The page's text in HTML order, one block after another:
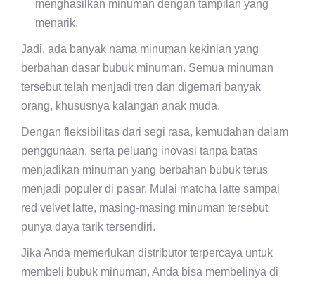
menghasilkan minuman dengan tampilan yang
menarik.
Jadi, ada banyak nama minuman kekinian yang
berbahan dasar bubuk minuman. Semua minuman
tersebut telah menjadi tren dan digemari banyak
orang, khususnya kalangan anak muda.
Dengan fleksibilitas dari segi rasa, kemudahan dalam
penggunaan, serta peluang inovasi tanpa batas
menjadikan minuman yang berbahan bubuk terus
menjadi populer di pasar. Mulai matcha latte sampai
red velvet latte, masing-masing minuman tersebut
punya daya tarik tersendiri.
Jika Anda memerlukan distributor terpercaya untuk
membeli bubuk minuman, Anda bisa membelinya di